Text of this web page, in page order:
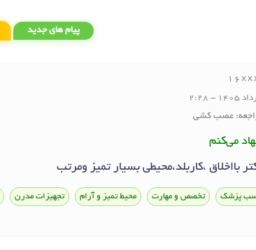
پیام های جدید
عصب کشی
می‌کنم
بااخلاق ،کاربلد،محیطی بسیار تمیز ومرتب
پزشک تخصص و مهارت محیط تمیز و آرام تجهیزات مدرن